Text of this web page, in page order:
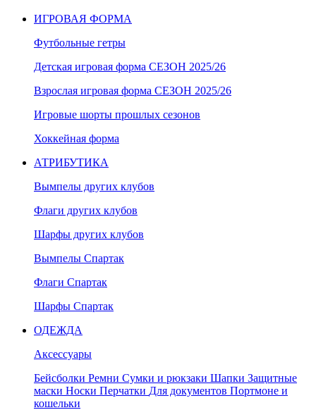
ИГРОВАЯ ФОРМА
Футбольные гетры
Детская игровая форма СЕЗОН 2025/26
Взрослая игровая форма СЕЗОН 2025/26
Игровые шорты прошлых сезонов
Хоккейная форма
АТРИБУТИКА
Вымпелы других клубов
Флаги других клубов
Шарфы других клубов
Вымпелы Спартак
Флаги Спартак
Шарфы Спартак
ОДЕЖДА
Аксессуары
Бейсболки Ремни Сумки и рюкзаки Шапки Защитные
маски Носки Перчатки Для документов Портмоне и
кошельки